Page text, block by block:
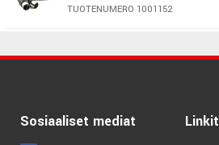
Roland RMIDI-G5A
TUOTENUMERO 1001152
AMP SD-15 4,5m Midi
cable
Sosiaaliset mediat Linkit